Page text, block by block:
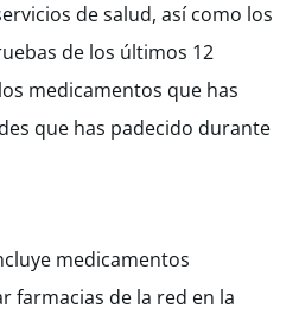
de salud, así como los
de los últimos 12
medicamentos que has
que has padecido durante
medicamentos
farmacias de la red en la